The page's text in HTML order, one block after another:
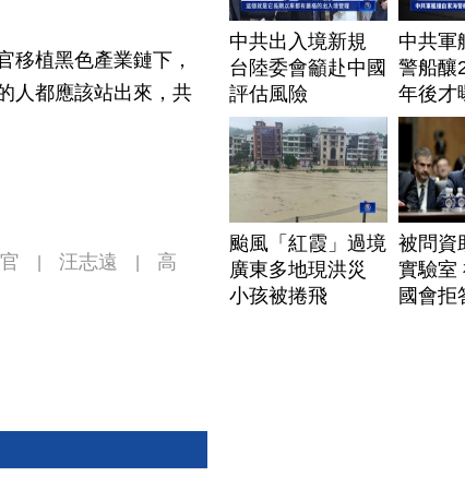
移植黑色產業鏈下，
人都應該站出來，共
汪志遠
高
中共出入境新規
台陸委會籲赴中國
評估風險
中共軍
警船釀
年後才
颱風「紅霞」過境
廣東多地現洪災
小孩被捲飛
被問資
實驗室
國會拒